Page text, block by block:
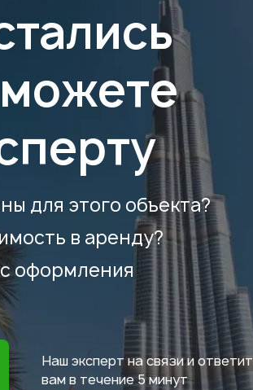
для этого объекта?
в аренду?
оформления
Наш эксперт на связи и ответит
вам в течение5 минут